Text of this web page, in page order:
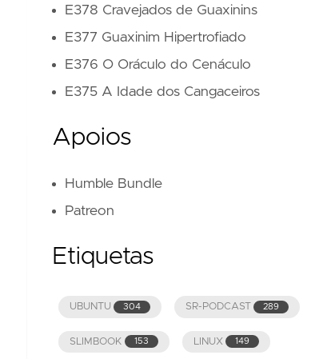
E378 Cravejados de Guaxinins
E377 Guaxinim Hipertrofiado
E376 O Oráculo do Cenáculo
E375 A Idade dos Cangaceiros
Apoios
Humble Bundle
Patreon
Etiquetas
UBUNTU 304 SR-PODCAST 289
SLIMBOOK 153 LINUX 149